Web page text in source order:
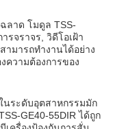
ลาด โมดูล TSS-
จราจร, วิดีโอเฝ้า
มารถทํางานได้อย่าง
วามต้องการของ
นระดับอุตสาหกรรมมัก
GE40-55DIR ได้ถูก